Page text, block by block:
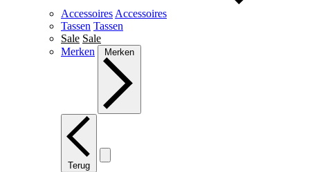
Accessoires Accessoires
Tassen Tassen
Sale Sale
Merken
Merken
Terug